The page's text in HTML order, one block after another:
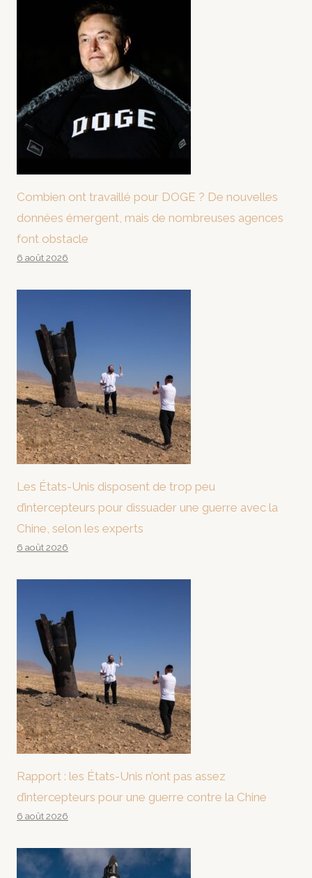
Combien ont travaillé pour DOGE ? De nouvelles
données émergent, mais de nombreuses agences
font obstacle
6 août 2026
Les États-Unis disposent de trop peu
d’intercepteurs pour dissuader une guerre avec la
Chine, selon les experts
6 août 2026
Rapport : les États-Unis n’ont pas assez
d’intercepteurs pour une guerre contre la Chine
6 août 2026